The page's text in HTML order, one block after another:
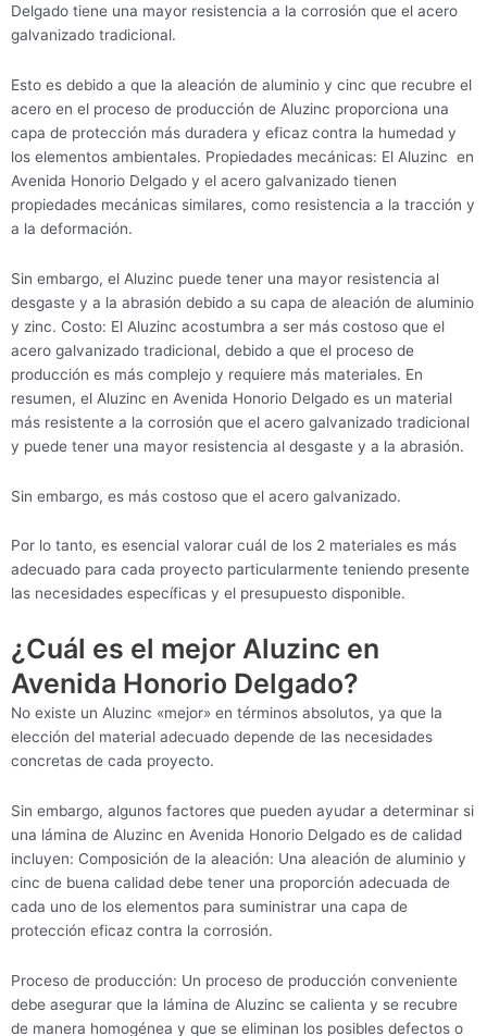
Delgado tiene una mayor resistencia a la corrosión que el acero
galvanizado tradicional.
Esto es debido a que la aleación de aluminio y cinc que recubre el
acero en el proceso de producción de Aluzinc proporciona una
capa de protección más duradera y eficaz contra la humedad y
los elementos ambientales. Propiedades mecánicas: El Aluzinc en
Avenida Honorio Delgado y el acero galvanizado tienen
propiedades mecánicas similares, como resistencia a la tracción y
a la deformación.
Sin embargo, el Aluzinc puede tener una mayor resistencia al
desgaste y a la abrasión debido a su capa de aleación de aluminio
y zinc. Costo: El Aluzinc acostumbra a ser más costoso que el
acero galvanizado tradicional, debido a que el proceso de
producción es más complejo y requiere más materiales. En
resumen, el Aluzinc en Avenida Honorio Delgado es un material
más resistente a la corrosión que el acero galvanizado tradicional
y puede tener una mayor resistencia al desgaste y a la abrasión.
Sin embargo, es más costoso que el acero galvanizado.
Por lo tanto, es esencial valorar cuál de los 2 materiales es más
adecuado para cada proyecto particularmente teniendo presente
las necesidades específicas y el presupuesto disponible.
¿Cuál es el mejor Aluzinc en
Avenida Honorio Delgado?
No existe un Aluzinc «mejor» en términos absolutos, ya que la
elección del material adecuado depende de las necesidades
concretas de cada proyecto.
Sin embargo, algunos factores que pueden ayudar a determinar si
una lámina de Aluzinc en Avenida Honorio Delgado es de calidad
incluyen: Composición de la aleación: Una aleación de aluminio y
cinc de buena calidad debe tener una proporción adecuada de
cada uno de los elementos para suministrar una capa de
protección eficaz contra la corrosión.
Proceso de producción: Un proceso de producción conveniente
debe asegurar que la lámina de Aluzinc se calienta y se recubre
de manera homogénea y que se eliminan los posibles defectos o